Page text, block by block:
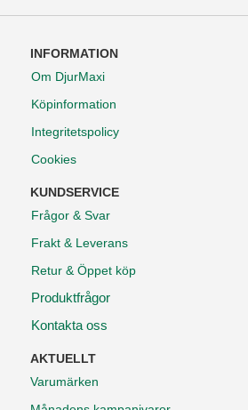
INFORMATION
Om DjurMaxi
Köpinformation
Integritetspolicy
Cookies
KUNDSERVICE
Frågor & Svar
Frakt & Leverans
Retur & Öppet köp
Produktfrågor
Kontakta oss
AKTUELLT
Varumärken